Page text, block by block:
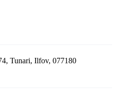
Tunari, Ilfov, 077180